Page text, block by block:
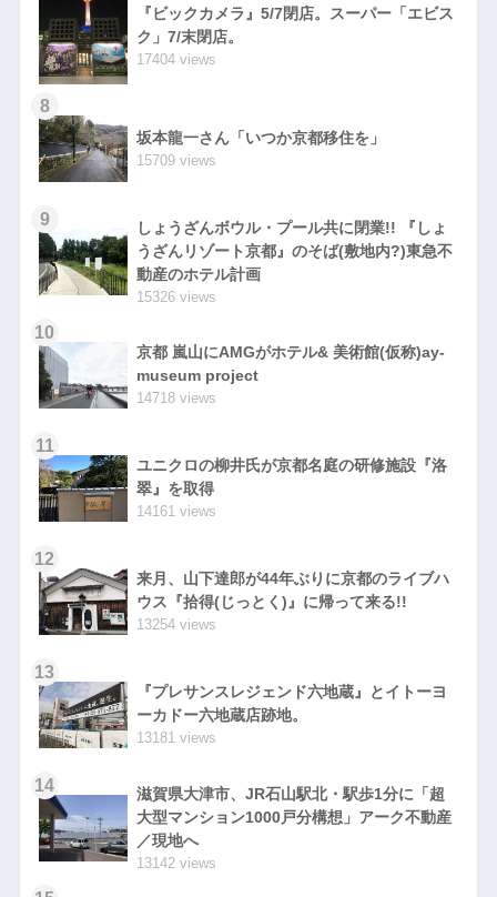
『ビックカメラ』5/7閉店。スーパー「エビス
ク」7/末閉店。
17404 views
8
坂本龍一さん「いつか京都移住を」
15709 views
9
しょうざんボウル・プール共に閉業!! 『しょ
うざんリゾート京都』のそば(敷地内?)東急不
動産のホテル計画
15326 views
10
京都 嵐山にAMGがホテル& 美術館(仮称)ay-
museum project
14718 views
11
ユニクロの柳井氏が京都名庭の研修施設『洛
翠』を取得
14161 views
12
来月、山下達郎が44年ぶりに京都のライブハ
ウス『拾得(じっとく)』に帰って来る!!
13254 views
13
『プレサンスレジェンド六地蔵』とイトーヨ
ーカドー六地蔵店跡地。
13181 views
14
滋賀県大津市、JR石山駅北・駅歩1分に「超
大型マンション1000戸分構想」アーク不動産
／現地へ
13142 views